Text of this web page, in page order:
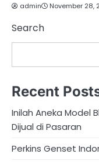
admin November 28,
Search
Recent
Inilah Aneka Model
Dijual di Pasaran
Perkins Genset